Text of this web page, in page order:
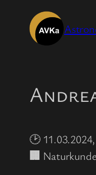
Inhalt
springen
🕑
🏢